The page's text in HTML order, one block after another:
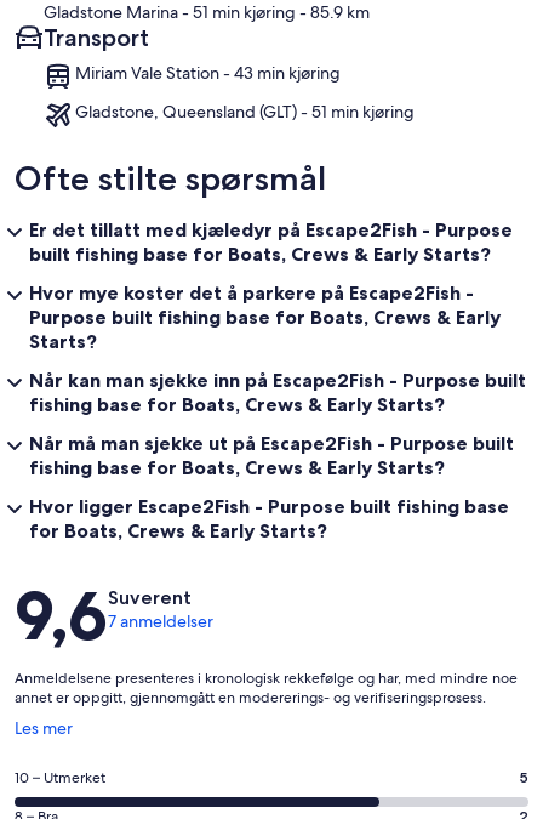
Gladstone Marina- 51 min kjøring - 85.9 km
Transport
Miriam Vale Station - 43 min kjøring
Gladstone, Queensland (GLT) - 51 min kjøring
Ofte stilte spørsmål
Er det tillatt med kjæledyr på Escape2Fish - Purpose
built fishing base for Boats, Crews & Early Starts?
Hvor mye koster det å parkere på Escape2Fish -
Purpose built fishing base for Boats, Crews & Early
Starts?
Når kan man sjekke inn på Escape2Fish - Purpose built
fishing base for Boats, Crews & Early Starts?
Når må man sjekke ut på Escape2Fish - Purpose built
fishing base for Boats, Crews & Early Starts?
Hvor ligger Escape2Fish - Purpose built fishing base
for Boats, Crews & Early Starts?
Anmeldelser
9,6Suverent
7 anmeldelser
Anmeldelsene presenteres i kronologisk rekkefølge og har, med mindre noe
annet er oppgitt, gjennomgått en modererings- og verifiseringsprosess.
Les mer
Åpnes
et
nytt
vindu
Rangering
på
10 – Utmerket 5